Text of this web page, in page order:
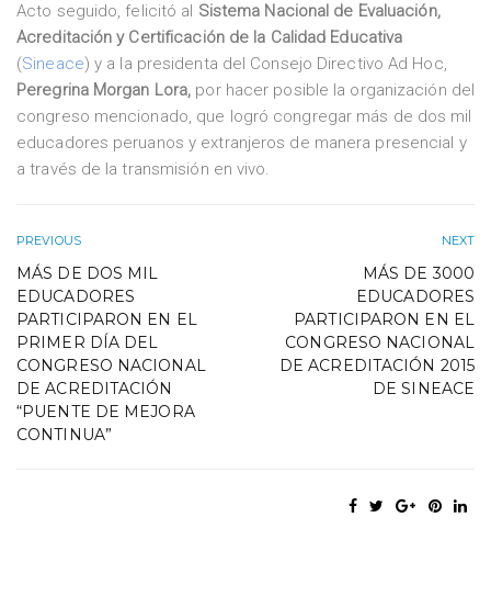
Acto seguido, felicitó al Sistema Nacional de Evaluación,
Acreditación y Certificación de la Calidad Educativa
(Sineace) y a la presidenta del Consejo Directivo Ad Hoc,
Peregrina Morgan Lora, por hacer posible la organización del
congreso mencionado, que logró congregar más de dos mil
educadores peruanos y extranjeros de manera presencial y
a través de la transmisión en vivo.
PREVIOUS
MÁS DE DOS MIL
EDUCADORES
PARTICIPARON EN EL
PRIMER DÍA DEL
CONGRESO NACIONAL
DE ACREDITACIÓN
“PUENTE DE MEJORA
CONTINUA”
NEXT
MÁS DE 3000
EDUCADORES
PARTICIPARON EN EL
CONGRESO NACIONAL
DE ACREDITACIÓN 2015
DE SINEACE